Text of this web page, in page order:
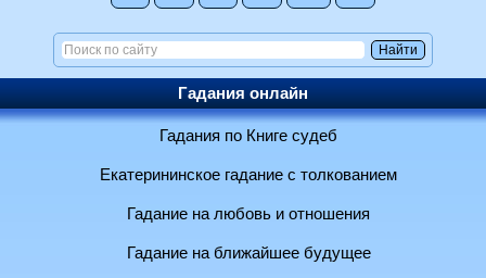
Гадания онлайн
Гадания по Книге судеб
Екатерининское гадание с толкованием
Гадание на любовь и отношения
Гадание на ближайшее будущее